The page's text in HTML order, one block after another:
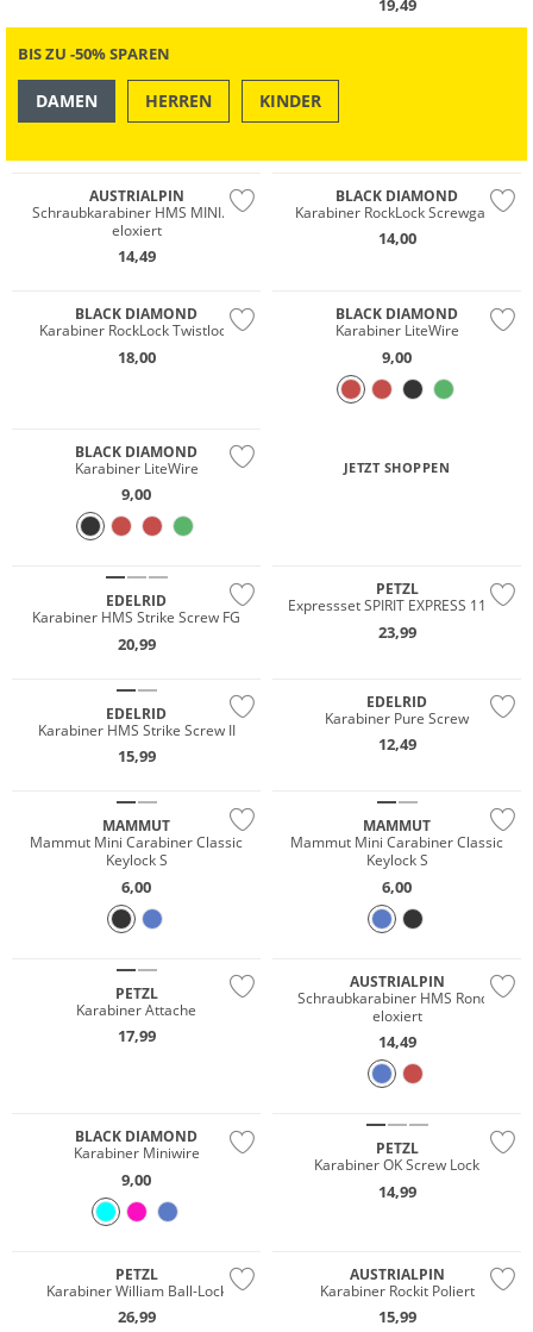
BIS ZU -50% SPAREN
DAMEN HERREN KINDER
AUSTRIALPIN
Schraubkarabiner HMS MINI.MI
eloxiert
14,49
BLACK DIAMOND
Karabiner RockLock Screwgate
14,00
BLACK DIAMOND
Karabiner RockLock Twistlock
18,00
BLACK DIAMOND
Karabiner LiteWire
9,00
BLACK DIAMOND
Karabiner LiteWire
9,00
JETZT SHOPPEN
EDELRID
Karabiner HMS Strike Screw FG
20,99
PETZL
Expressset SPIRIT EXPRESS 11cm
23,99
EDELRID
Karabiner HMS Strike Screw II
15,99
EDELRID
Karabiner Pure Screw
12,49
MAMMUT
Mammut Mini Carabiner Classic
Keylock S
6,00
MAMMUT
Mammut Mini Carabiner Classic
Keylock S
6,00
PETZL
Karabiner Attache
17,99
AUSTRIALPIN
Schraubkarabiner HMS Rondo
eloxiert
14,49
BLACK DIAMOND
Karabiner Miniwire
9,00
PETZL
Karabiner OK Screw Lock
14,99
PETZL
Karabiner William Ball-Lock
26,99
AUSTRIALPIN
Karabiner Rockit Poliert
15,99